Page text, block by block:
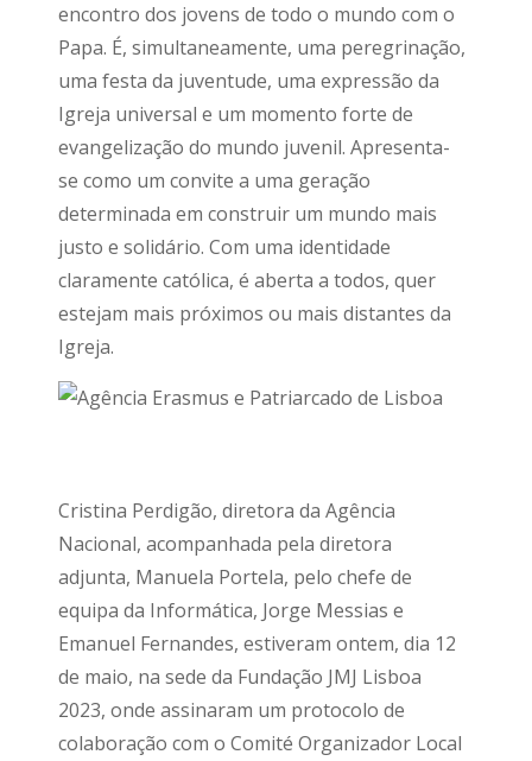
encontro dos jovens de todo o mundo com o
Papa. É, simultaneamente, uma peregrinação,
uma festa da juventude, uma expressão da
Igreja universal e um momento forte de
evangelização do mundo juvenil. Apresenta-
se como um convite a uma geração
determinada em construir um mundo mais
justo e solidário. Com uma identidade
claramente católica, é aberta a todos, quer
estejam mais próximos ou mais distantes da
Igreja.
Cristina Perdigão, diretora da Agência
Nacional, acompanhada pela diretora
adjunta, Manuela Portela, pelo chefe de
equipa da Informática, Jorge Messias e
Emanuel Fernandes, estiveram ontem, dia 12
de maio, na sede da Fundação JMJ Lisboa
2023, onde assinaram um protocolo de
colaboração com o Comité Organizador Local